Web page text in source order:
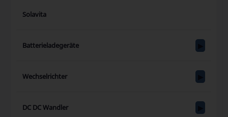
Solavita
Batterieladegeräte
Wechselrichter
DC DC Wandler